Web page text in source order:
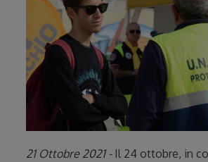
21 Ottobre 2021 - Il 24 ottobre, in